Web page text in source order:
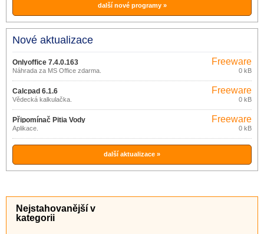
další nové programy »
Nové aktualizace
Onlyoffice 7.4.0.163
Náhrada za MS Office zdarma.
Freeware
0 kB
Calcpad 6.1.6
Vědecká kalkulačka.
Freeware
0 kB
Připomínač Pitia Vody
Aplikace.
Freeware
0 kB
další aktualizace »
Nejstahovanější v
kategorii